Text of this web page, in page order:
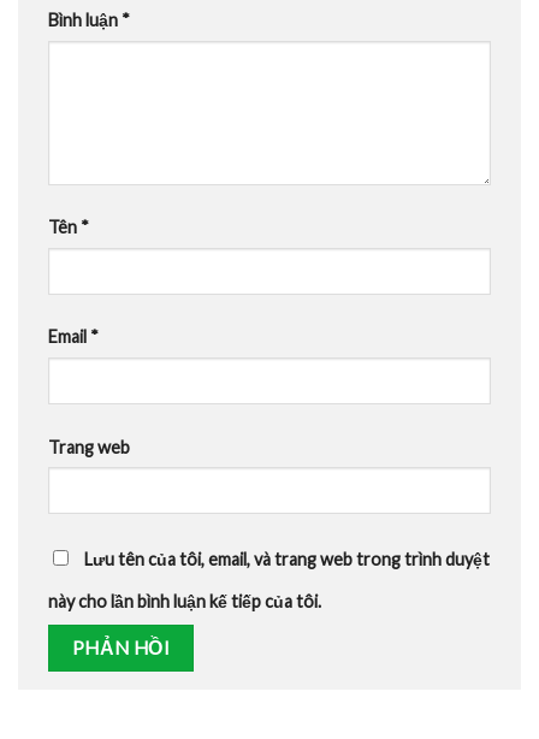
Bình luận *
Tên *
Email *
Trang web
Lưu tên của tôi, email, và trang web trong trình duyệt
này cho lần bình luận kế tiếp của tôi.